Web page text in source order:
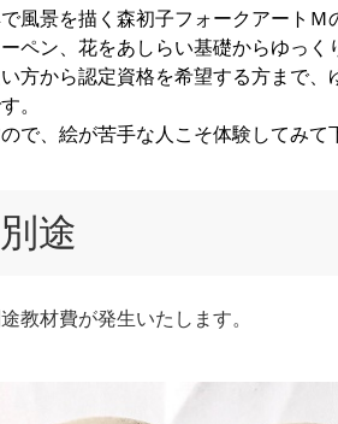
風景を描く森初子フォークアートＭ
ペン、花をあしらい基礎からゆっく
方から認定資格を希望する方まで、
。
で、絵が苦手な人こそ体験してみて
途
教材費が発生いたします。